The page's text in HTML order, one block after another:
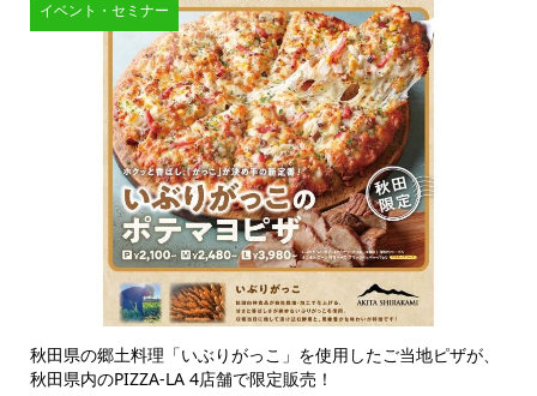
イベント・セミナー
秋田県の郷土料理「いぶりがっこ」を使用したご当地ピザが、
秋田県内のPIZZA-LA 4店舗で限定販売！